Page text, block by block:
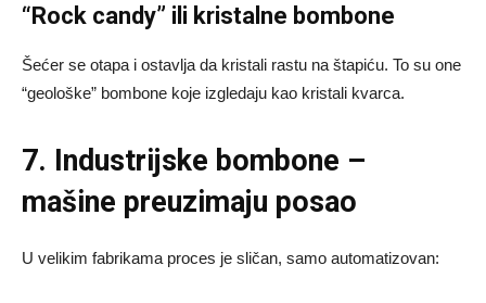
“Rock candy” ili kristalne bombone
Šećer se otapa i ostavlja da kristali rastu na štapiću. To su one
“geološke” bombone koje izgledaju kao kristali kvarca.
7. Industrijske bombone –
mašine preuzimaju posao
U velikim fabrikama proces je sličan, samo automatizovan: